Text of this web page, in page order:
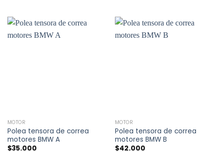
MOTOR
Polea tensora de correa
motores BMW A
$35.000
MOTOR
Polea tensora de correa
motores BMW B
$42.000